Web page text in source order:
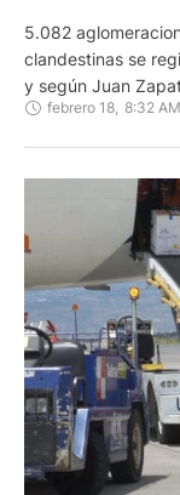
5.082
clandestinas se
y según Juan
de Emergencia
responsables de
febrero 18, 8:32 AM